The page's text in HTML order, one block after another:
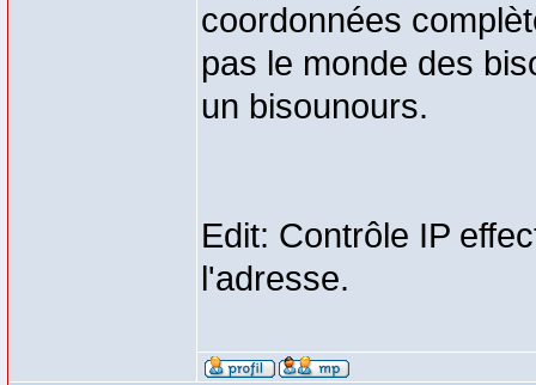
coordonnées
pas le monde des
un bisounours.
Edit: Contrôle IP
l'adresse.